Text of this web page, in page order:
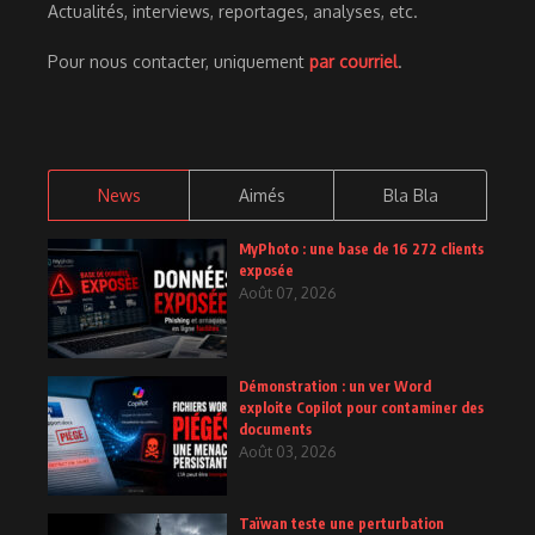
Actualités, interviews, reportages, analyses, etc.
Pour nous contacter, uniquement par courriel.
News Aimés Bla Bla
MyPhoto : une base de 16 272 clients
exposée
Août 07, 2026
Démonstration : un ver Word
exploite Copilot pour contaminer des
documents
Août 03, 2026
Taïwan teste une perturbation